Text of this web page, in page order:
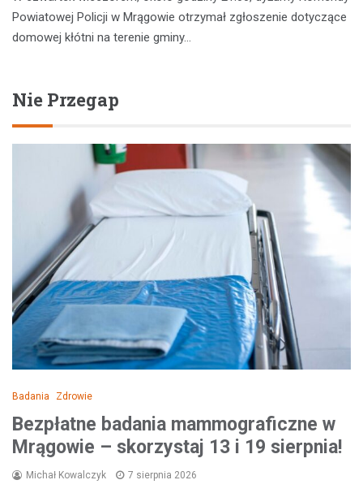
Powiatowej Policji w Mrągowie otrzymał zgłoszenie dotyczące
domowej kłótni na terenie gminy…
Nie Przegap
Badania Zdrowie
Bezpłatne badania mammograficzne w
Mrągowie – skorzystaj 13 i 19 sierpnia!
Michał Kowalczyk 7 sierpnia 2026